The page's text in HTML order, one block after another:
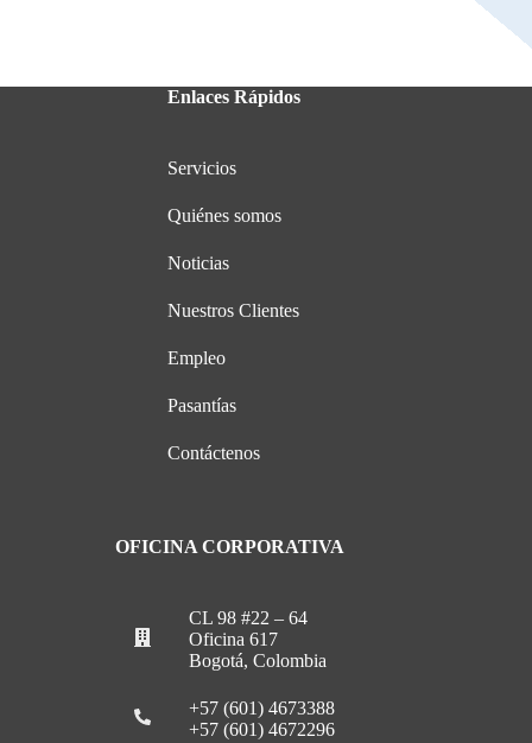
Enlaces Rápidos
Servicios
Quiénes somos
Noticias
Nuestros Clientes
Empleo
Pasantías
Contáctenos
OFICINA CORPORATIVA
CL 98 #22 – 64
Oficina 617
Bogotá, Colombia
+57 (601) 4673388
+57 (601) 4672296